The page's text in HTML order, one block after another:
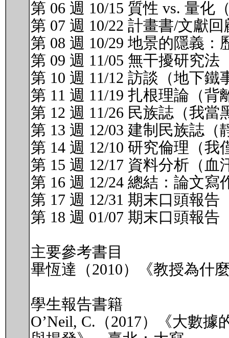
第 06 週 10/15 質性 vs. 量化
第 07 週 10/22 計畫書/文獻
第 08 週 10/29 地景的隱義
第 09 週 11/05 無干擾研究
第 10 週 11/12 訪談（地下鐵
第 11 週 11/19 扎根理論（背
第 12 週 11/26 民族誌（我當
第 13 週 12/03 建制民族誌（
第 14 週 12/10 研究倫理（我
第 15 週 12/17 資料分析（血
第 16 週 12/24 總結：論文寫
第 17 週 12/31 期末口頭報告
第 18 週 01/07 期末口頭報告
主要參考書目
畢恆達（2010）《教授為什
學生報告書籍
O’Neil, C.（2017）《大數